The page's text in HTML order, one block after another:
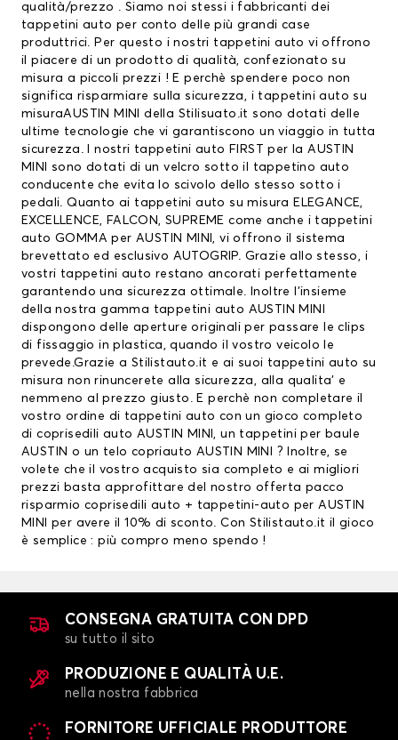
qualità/prezzo . Siamo noi stessi i fabbricanti dei
tappetini auto per conto delle più grandi case
produttrici. Per questo i nostri tappetini auto vi offrono
il piacere di un prodotto di qualità, confezionato su
misura a piccoli prezzi ! E perchè spendere poco non
significa risparmiare sulla sicurezza, i tappetini auto su
misuraAUSTIN MINI della Stilisuato.it sono dotati delle
ultime tecnologie che vi garantiscono un viaggio in tutta
sicurezza. I nostri tappetini auto FIRST per la AUSTIN
MINI sono dotati di un velcro sotto il tappetino auto
conducente che evita lo scivolo dello stesso sotto i
pedali. Quanto ai tappetini auto su misura ELEGANCE,
EXCELLENCE, FALCON, SUPREME come anche i tappetini
auto GOMMA per AUSTIN MINI, vi offrono il sistema
brevettato ed esclusivo AUTOGRIP. Grazie allo stesso, i
vostri tappetini auto restano ancorati perfettamente
garantendo una sicurezza ottimale. Inoltre l’insieme
della nostra gamma tappetini auto AUSTIN MINI
dispongono delle aperture originali per passare le clips
di fissaggio in plastica, quando il vostro veicolo le
prevede.Grazie a Stilistauto.it e ai suoi tappetini auto su
misura non rinuncerete alla sicurezza, alla qualita’ e
nemmeno al prezzo giusto. E perchè non completare il
vostro ordine di tappetini auto con un gioco completo
di coprisedili auto AUSTIN MINI, un tappetini per baule
AUSTIN o un telo copriauto AUSTIN MINI ? Inoltre, se
volete che il vostro acquisto sia completo e ai migliori
prezzi basta approfittare del nostro offerta pacco
risparmiocoprisedili auto + tappetini-auto per AUSTIN
MINI per avere il 10% di sconto. Con Stilistauto.it il gioco
è semplice : più compro meno spendo !
CONSEGNA GRATUITA CON DPD
su tutto il sito
PRODUZIONE E QUALITÀ U.E.
nella nostra fabbrica
FORNITORE UFFICIALE PRODUTTORE